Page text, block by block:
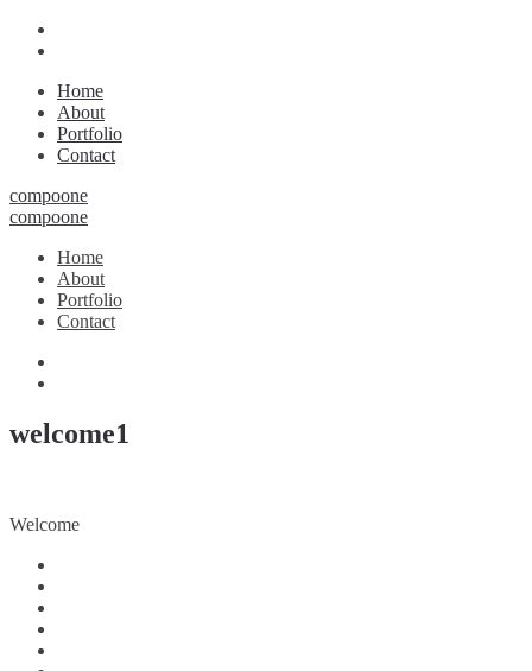
Home
About
Portfolio
Contact
compoone
compoone
Home
About
Portfolio
Contact
welcome1
Welcome